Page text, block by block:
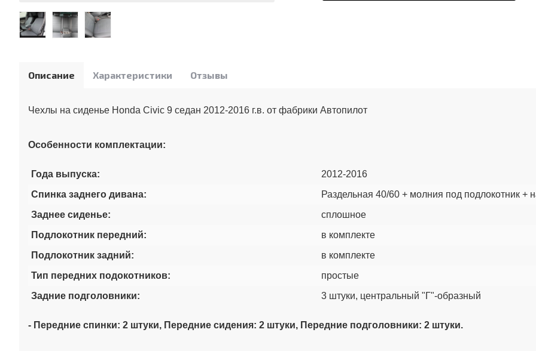
Описание Характеристики Отзывы
Чехлы на сиденье Honda Civic 9 седан 2012-2016 г.в. от фабрики Автопилот
Особенности комплектации:
Года выпуска:
2012-2016
Спинка заднего дивана:
Раздельная 40/60 + молния под подлокотник +
Заднее сиденье:
сплошное
Подлокотник передний:
в комплекте
Подлокотник задний:
в комплекте
Тип передних подокотников:
простые
Задние подголовники:
3 штуки, центральный "Г"-образный
- Передние спинки: 2 штуки, Передние сидения: 2 штуки, Передние подголовники: 2 штуки.